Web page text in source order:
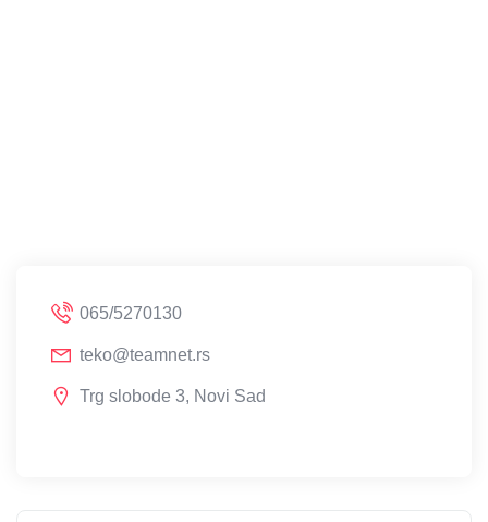
065/5270130
teko@teamnet.rs
Trg slobode 3, Novi Sad